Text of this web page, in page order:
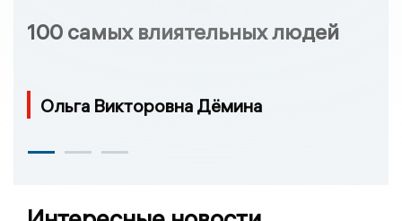
100 самых влиятельных людей
Ольга Викторовна Дёмина